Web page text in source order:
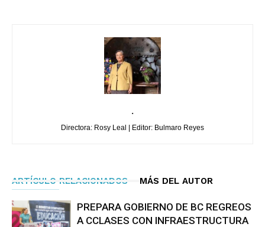
.
Directora: Rosy Leal | Editor: Bulmaro Reyes
ARTÍCULO RELACIONADOS MÁS DEL AUTOR
PREPARA GOBIERNO DE BC REGREOS
A CCLASES CON INFRAESTRUCTURA